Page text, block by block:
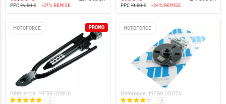
PPC24,50 € -27% REMISE PPC10,50 € -24% REMISE
MOTOFORCE
Référence: MF99.00806
3
PROMO MOTOFORCE
Référence: MF99.00074
19